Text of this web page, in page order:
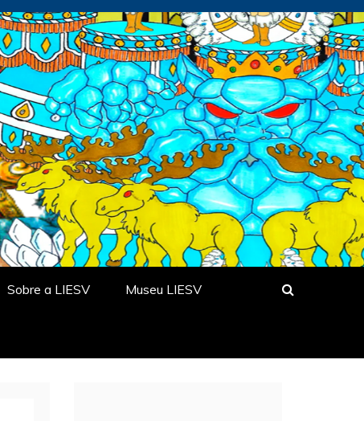
Sobre a LIESV Museu LIESV